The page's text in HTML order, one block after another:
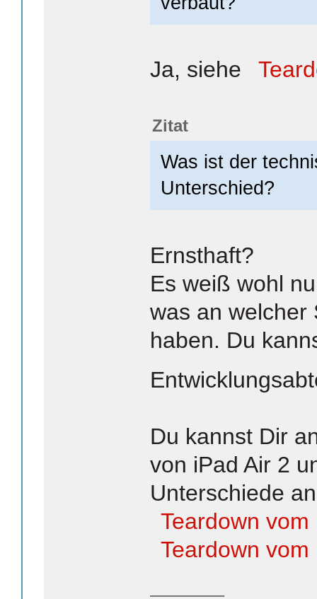
Ja, siehe
Zitat
Was ist der
Unterschied?
Ernsthaft?
Es weiß wohl
was an welcher
haben. Du
Du kannst Dir
von iPad Air 2
Unterschiede
Teardown vom
Teardown vom